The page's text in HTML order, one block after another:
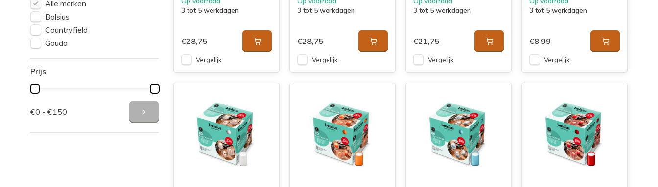
Alle merken
Bolsius
Countryfield
Gouda
Prijs
€0 - €150
3 tot 5 werkdagen
€28,75
Vergelijk
3 tot 5 werkdagen
€28,75
Vergelijk
3 tot 5 werkdagen
€21,75
Vergelijk
3 tot 5 werkdagen
€8,99
Vergelijk